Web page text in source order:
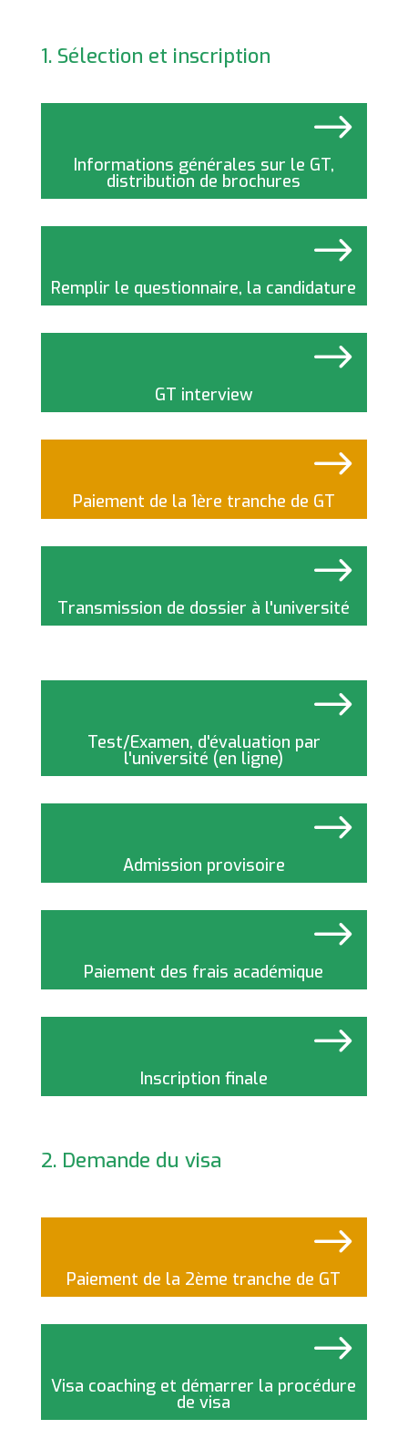
1. Sélection et inscription
$
Informations générales sur le GT,
distribution de brochures
$
Remplir le questionnaire, la candidature
$
GT interview
$
Paiement de la 1ère tranche de GT
$
Transmission de dossier à l'université
$
Test/Examen, d'évaluation par
l'université (en ligne)
$
Admission provisoire
$
Paiement des frais académique
$
Inscription finale
2. Demande du visa
$
Paiement de la 2ème tranche de GT
$
Visa coaching et démarrer la procédure
de visa